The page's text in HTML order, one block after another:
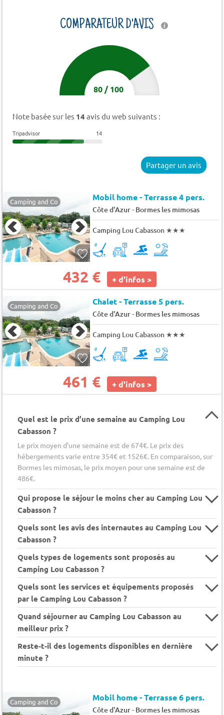
COMPARATEUR D'AVIS
80/100
Note basée sur les 14 avis du web suivants :
Tripadvisor 14
Partager un avis
Camping and Co Mobil home - Terrasse 4 pers.
Côte d'Azur- Bormes les mimosas
Camping Lou Cabasson ★★★
432 € + d'infos >
Camping and Co Chalet - Terrasse 5 pers.
Côte d'Azur- Bormes les mimosas
Camping Lou Cabasson ★★★
461 € + d'infos >
Quel est le prix d’une semaine au Camping Lou
Cabasson ?
Le prix moyen d’une semaine est de 674€. Le prix des
hébergements varie entre 354€ et 1526€. En comparaison, sur
Bormes les mimosas, le prix moyen pour une semaine est de
486€.
Qui propose le séjour le moins cher au Camping Lou
Cabasson ?
Quels sont les avis des internautes au Camping Lou
Cabasson ?
Quels types de logements sont proposés au
Camping Lou Cabasson ?
Quels sont les services et équipements proposés
par le Camping Lou Cabasson ?
Quand séjourner au Camping Lou Cabasson au
meilleur prix ?
Reste-t-il des logements disponibles en dernière
minute ?
Camping and Co Mobil home - Terrasse 6 pers.
Côte d'Azur- Bormes les mimosas